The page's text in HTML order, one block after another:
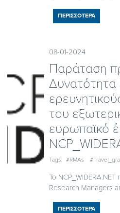
ΠΕΡΙΣΣΟΤΕΡΑ
08-01-2024
Παράταση
του
ευρωπαϊκό
Tags: #RMAs
To
Research Managers
ΠΕΡΙΣΣΟΤΕΡΑ